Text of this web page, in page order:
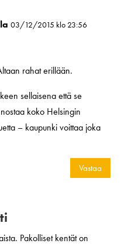
03/12/2015 klo 23:56
rahat erillään.
sellaisena että se
koko Helsingin
– kaupunki voittaa joka
Vastaa
Pakolliset kentät on